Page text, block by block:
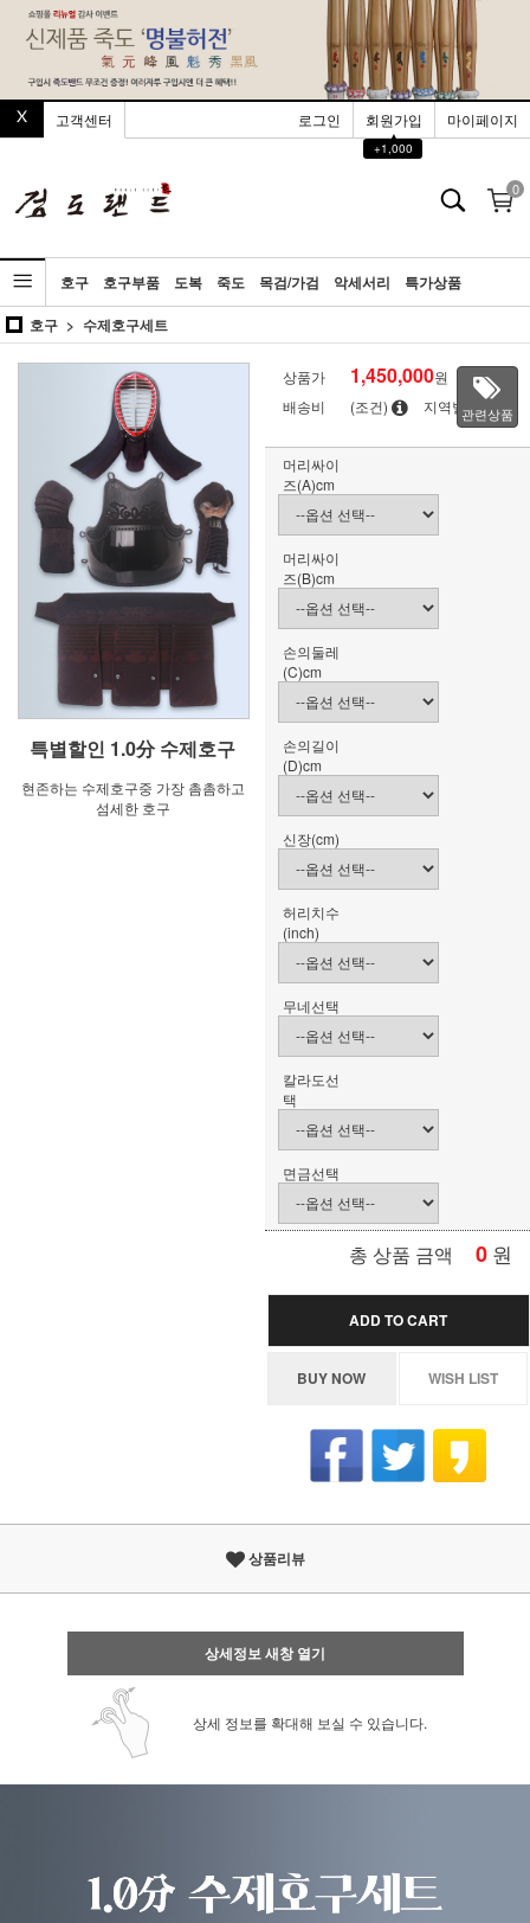
고객센터 로그인
회원가입
▲
+1,000
마이페이지
0
호구 호구부품 도복 죽도 목검/가검 악세서리
특가상품
호구
수제호구세트
특별할인 1.0分 수제호구
현존하는 수제호구중 가장 촘촘하고
섬세한 호구
상품가 1,450,000원
배송비
(조건) 지역별관련상품
머리싸이
즈(A)cm
머리싸이
즈(B)cm
손의둘레
(C)cm
손의길이
(D)cm
신장(cm)
허리치수
(inch)
무네선택
칼라도선
택
면금선택
총 상품 금액 0 원
ADD TO CART
BUY NOW WISH LIST
상품리뷰
상세정보 새창 열기
상세 정보를 확대해 보실 수 있습니다.